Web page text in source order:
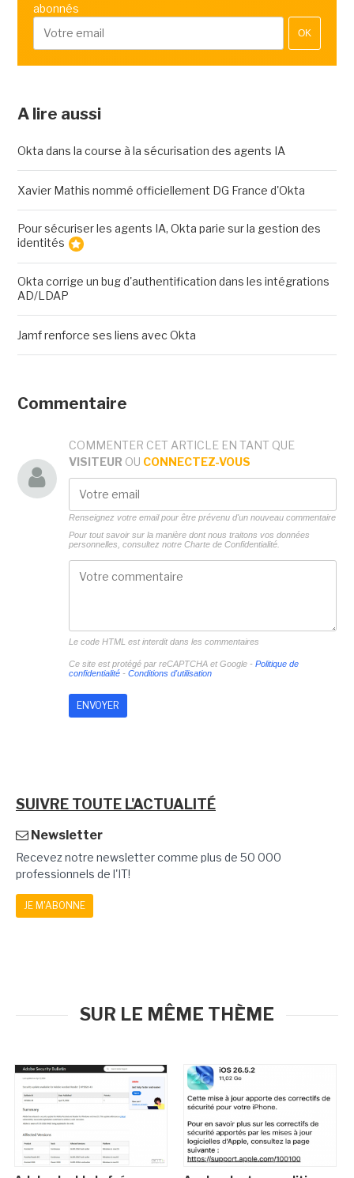
abonnés
OK
A lire aussi
Okta dans la course à la sécurisation des agents IA
Xavier Mathis nommé officiellement DG France d'Okta
Pour sécuriser les agents IA, Okta parie sur la gestion des
identités
Okta corrige un bug d'authentification dans les intégrations
AD/LDAP
Jamf renforce ses liens avec Okta
Commentaire
COMMENTER CET ARTICLE EN TANT QUE
VISITEUR OU CONNECTEZ-VOUS
Renseignez votre email pour être prévenu d'un nouveau commentaire
Pour tout savoir sur la manière dont nous traitons vos données
personnelles, consultez notre Charte de Confidentialité.
Le code HTML est interdit dans les commentaires
Ce site est protégé par reCAPTCHA et Google - Politique de
confidentialité- Conditions d'utilisation
SUIVRE TOUTE L'ACTUALITÉ
Newsletter
Recevez notre newsletter comme plus de 50 000
professionnels de l'IT!
JE M'ABONNE
SUR LE MÊME THÈME